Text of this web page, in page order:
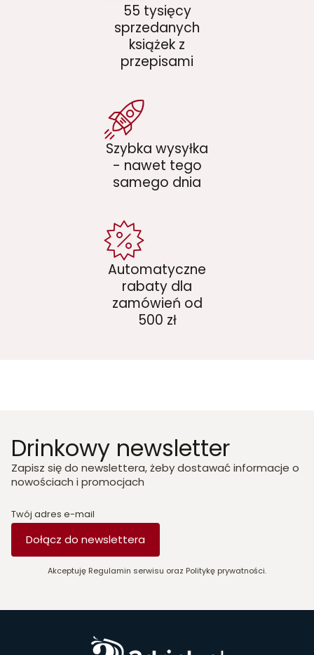
55 tysięcy
sprzedanych
książek z
przepisami
Szybka wysyłka
- nawet tego
samego dnia
Automatyczne
rabaty dla
zamówień od
500 zł
Drinkowy newsletter
Zapisz się do newslettera, żeby dostawać informacje o
nowościach i promocjach
Twój adres e-mail
Dołącz do newslettera
Akceptuję Regulamin serwisu oraz Politykę prywatności.